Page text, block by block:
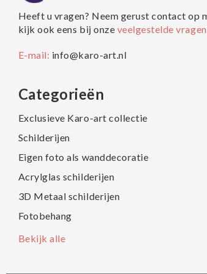
Heeft u vragen? Neem gerust contact op
kijk ook eens bij onze veelgestelde
E-mail: info@karo-art.nl
Categorieën
Exclusieve Karo-art collectie
Schilderijen
Eigen foto als wanddecoratie
Acrylglas schilderijen
3D Metaal schilderijen
Fotobehang
Bekijk alle